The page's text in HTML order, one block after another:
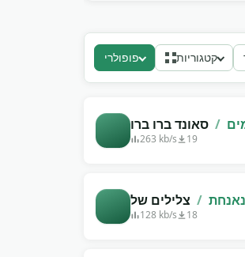
פופולרי קטגוריות
/ סאונד ברו ברו
263 kb/s 19
/ צלילים של
בחורה מאוננת
128 kb/s 18